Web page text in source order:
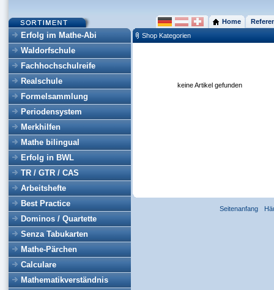
Erfolg im Mathe-Abi
Waldorfschule
Fachhochschulreife
Realschule
Formelsammlung
Periodensystem
Merkhilfen
Mathe bilingual
Erfolg in BWL
TR / GTR / CAS
Arbeitshefte
Best Practice
Dominos / Quartette
Senza Tabukarten
Mathe-Pärchen
Calculare
Mathematikverständnis
Home
Shop Kategorien
keine Artikel gefunden
Seitenanfang